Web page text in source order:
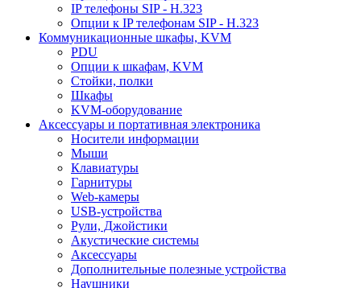
IP телефоны SIP - H.323
Опции к IP телефонам SIP - H.323
Коммуникационные шкафы, KVM
PDU
Опции к шкафам, KVM
Стойки, полки
Шкафы
KVM-оборудование
Аксессуары и портативная электроника
Носители информации
Мыши
Клавиатуры
Гарнитуры
Web-камеры
USB-устройства
Рули, Джойстики
Акустические системы
Аксессуары
Дополнительные полезные устройства
Наушники